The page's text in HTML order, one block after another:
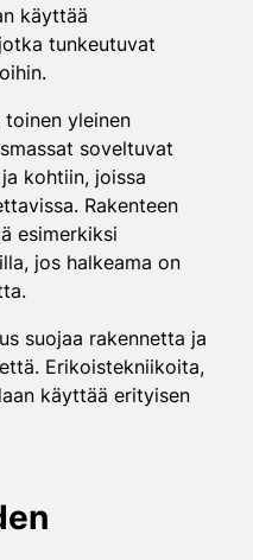
käyttää
tunkeutuvat
yleinen
soveltuvat
kohtiin, joissa
Rakenteen
esimerkiksi
jos halkeama on
suojaa rakennetta ja
Erikoistekniikoita,
käyttää erityisen